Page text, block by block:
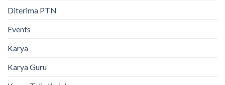
Diterima PTN
Events
Karya
Karya Guru